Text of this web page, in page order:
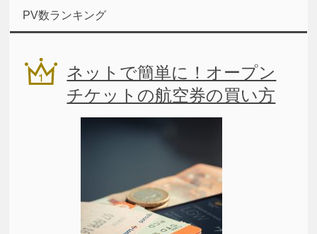
PV数ランキング
ネットで簡単に！オープン
チケットの航空券の買い方